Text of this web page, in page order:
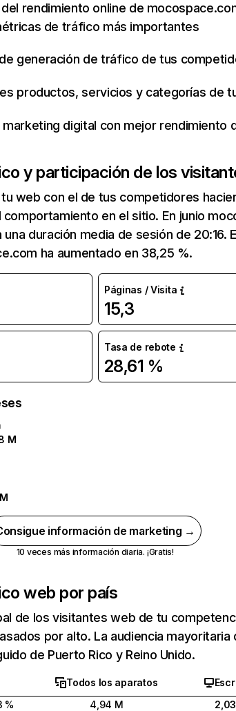
rendimiento online de
de tráfico más importantes
generación de tráfico de tus
productos, servicios y categorías de
marketing digital con mejor rendimiento
y participación de los
web con el de tus competidores
en el sitio. En junio
duración media de sesión de 20:16.
ha aumentado en 38,25 %.
Páginas / Visita
15,3
Tasa de rebote
28,61 %
M
información de marketing →
10 veces más información diaria. ¡Gratis!
web por país
de los visitantes web de tu
por alto. La audiencia
de Puerto Rico y Reino Unido.
Todos los aparatos
% 4,94 M